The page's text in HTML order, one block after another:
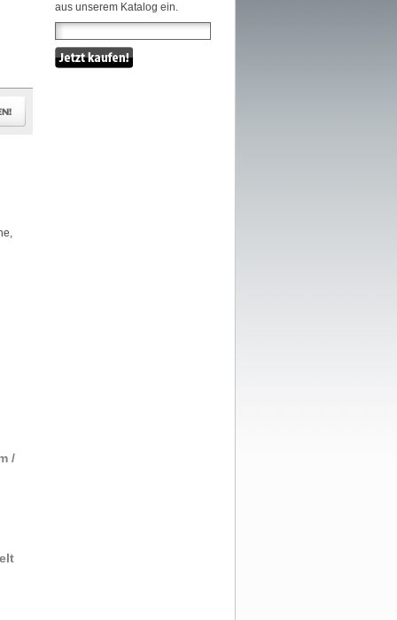
/
aus unserem Katalog ein.